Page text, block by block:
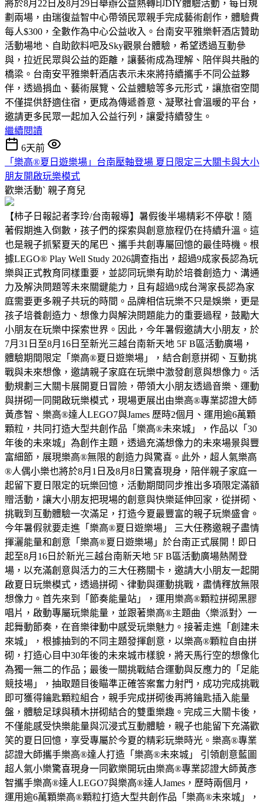
將於8月22日及8月29日舉辦公益熱轉印DIY體驗活動，每日規
劃兩場，由瑞復益智中心帶領民眾親手完成藝術創作，體驗費
每人$300，全數作為中心公益收入。台南安平雅樂軒酒店贊助
活動場地、自助飲料吧及Sky觀景台體驗，希望透過互動參
與，拉近民眾與公益的距離，讓藝術成為理解、陪伴與共融的
橋梁。台南安平雅樂軒酒店表示未來將持續攜手不同公益夥
伴，透過捐血、藝術展覽、公益體驗等多元形式，讓旅宿空間
不僅提供舒適住宿，更成為傳遞善意、凝聚社會溫暖的平台，
邀請更多民眾一起加入公益行列，讓愛持續發生。
繼續閱讀
6天前
「樂高®夏日遊樂場」台南壓軸登場 夏日限定三大關卡與大小
朋友開啟玩樂模式
歡樂活動ˋ 親子育兒
【柿子日報記者李玲/台南報導】暑假後半場精彩不停歇！隨
著假期進入倒數，孩子們的探索與創意旅程仍在持續升溫。這
也是親子抓緊夏天的尾巴、攜手共創專屬回憶的最佳時機。根
據LEGO® Play Well Study 2026調查指出，超過9成家長認為玩
樂與正式教育同樣重要，並認同玩樂有助於培養創造力、溝通
力及解決問題等未來關鍵能力，且有超過9成台灣家長認為家
庭需要更多親子共玩的時間。品牌相信玩樂不只是娛樂，更是
孩子培養創造力、想像力與解決問題能力的重要過程，鼓勵大
小朋友在玩樂中探索世界。因此，今年暑假邀請大小朋友，於
7月31日至8月16日至新光三越台南新天地 5F B區活動廣場，
體驗期間限定「樂高®夏日遊樂場」，結合創意拼砌、互動挑
戰與未來想像，邀請親子家庭在玩樂中激發創意與想像力。活
動規劃三大關卡展開夏日冒險，帶領大小朋友透過音樂、運動
與拼砌一同開啟玩樂模式，現場更展出由樂高®專業認證大師
黃彥智、樂高®達人LEGO7與James 歷時2個月、運用逾6萬顆
顆粒，共同打造大型共創作品「樂高®未來城」，作品以「30
年後的未來城」為創作主題，透過充滿想像力的未來場景與豐
富細節，展現樂高®無限的創造力與驚喜。此外，超人氣樂高
®人偶小樂也將於8月1日及8月8日驚喜現身，陪伴親子家庭一
起留下夏日限定的玩樂回憶，活動期間同步推出多項限定滿額
贈活動，讓大小朋友把現場的創意與快樂延伸回家，從拼砌、
挑戰到互動體驗一次滿足，打造今夏最豐富的親子玩樂盛會。
今年暑假就要走進「樂高®夏日遊樂場」 三大任務邀親子盡情
揮灑能量和創意「樂高®夏日遊樂場」於台南正式展開！即日
起至8月16日於新光三越台南新天地 5F B區活動廣場熱鬧登
場，以充滿創意與活力的三大任務關卡，邀請大小朋友一起開
啟夏日玩樂模式，透過拼砌、律動與運動挑戰，盡情釋放無限
想像力。首先來到「節奏能量站」，運用樂高®顆粒拼砌黑膠
唱片，啟動專屬玩樂能量，並跟著樂高®主題曲〈樂派對〉一
起舞動節奏，在音樂律動中感受玩樂魅力。接著走進「創建未
來城」，根據抽到的不同主題發揮創意，以樂高®顆粒自由拼
砌，打造心目中30年後的未來城市樣貌，將天馬行空的想像化
為獨一無二的作品；最後一關挑戰結合運動與反應力的「足能
競技場」，抽取題目後瞄準正確答案奮力射門，成功完成挑戰
即可獲得鑰匙顆粒組合，親手完成拼砌後再將鑰匙插入能量
盤，體驗足球與積木拼砌結合的雙重樂趣。完成三大關卡後，
不僅能感受快樂能量與沉浸式互動體驗，親子也能留下充滿歡
笑的夏日回憶，享受專屬於今夏的精彩玩樂時光。樂高®專業
認證大師攜手樂高®達人打造「樂高®未來城」 引領創意藍圖
超人氣小樂驚喜現身一同歡樂開玩由樂高®專業認證大師黃彥
智攜手樂高®達人LEGO7與樂高®達人James，歷時兩個月，
運用逾6萬顆樂高®顆粒打造大型共創作品「樂高®未來城」，